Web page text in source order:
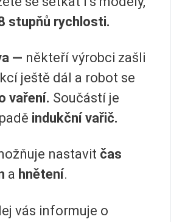
stupňů rychlosti.
— někteří výrobci zašli
ještě dál a robot se
vaření. Součástí je
indukční vařič.
nastavit čas
a hnětení.
vás informuje o